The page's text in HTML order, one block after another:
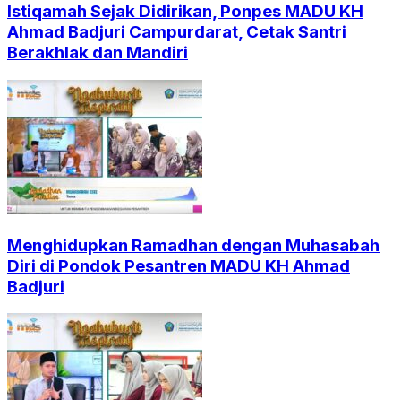
Istiqamah Sejak Didirikan, Ponpes MADU KH
Ahmad Badjuri Campurdarat, Cetak Santri
Berakhlak dan Mandiri
Menghidupkan Ramadhan dengan Muhasabah
Diri di Pondok Pesantren MADU KH Ahmad
Badjuri